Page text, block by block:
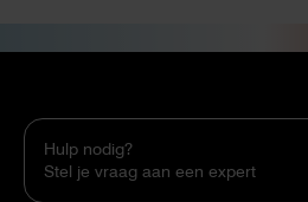
Hulp nodig?
Stel je vraag aan een expert